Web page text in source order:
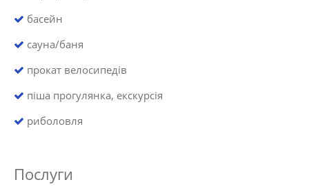
басейн
сауна/баня
прокат велосипедів
піша прогулянка, екскурсія
риболовля
Послуги